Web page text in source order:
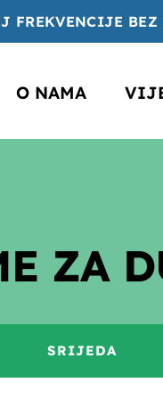
FREKVENCIJE
O NAMA
ZA
SRIJEDA